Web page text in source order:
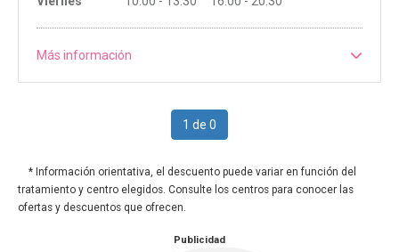
Más información
1 de 0
* Información orientativa, el descuento puede variar en función del
tratamiento y centro elegidos. Consulte los centros para conocer las
ofertas y descuentos que ofrecen.
Publicidad